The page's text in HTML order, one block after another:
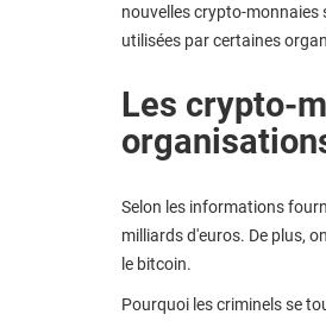
nouvelles crypto-monnaies
utilisées par certaines
Les crypto-
Selon les informations
milliards d'euros. De plus,
le bitcoin.
Pourquoi les criminels se